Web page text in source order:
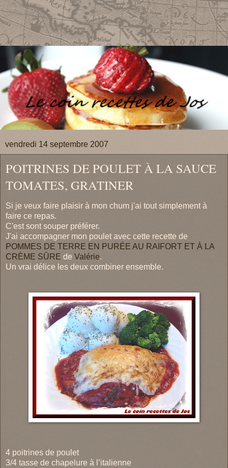
vendredi 14 septembre 2007
POITRINES DE POULET À LA SAUCE
TOMATES, GRATINER
Si je veux faire plaisir à mon chum j'ai tout simplement à
faire ce repas.
C'est sont souper préférer.
J'ai accompagner mon poulet avec cette recette de
POMMES DE TERRE EN PURÉE AU RAIFORT ET À LA
CRÈME SÛRE de Valérie.
Un vrai délice les deux combiner ensemble.
4 poitrines de poulet
3/4 tasse de chapelure à l’italienne